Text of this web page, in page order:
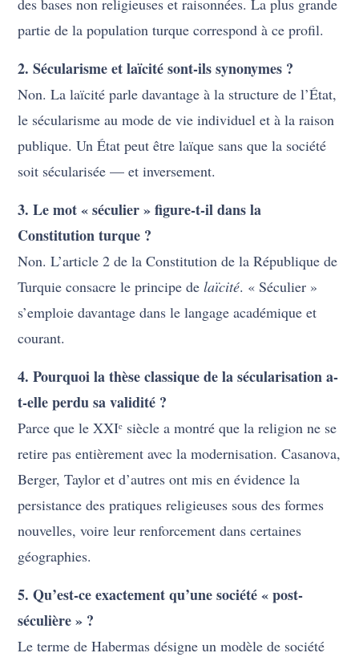
des bases non religieuses et raisonnées. La plus grande
partie de la population turque correspond à ce profil.
2. Sécularisme et laïcité sont-ils synonymes ?
Non. La laïcité parle davantage à la structure de l’État,
le sécularisme au mode de vie individuel et à la raison
publique. Un État peut être laïque sans que la société
soit sécularisée — et inversement.
3. Le mot « séculier » figure-t-il dans la
Constitution turque ?
Non. L’article 2 de la Constitution de la République de
Turquie consacre le principe delaïcité. « Séculier »
s’emploie davantage dans le langage académique et
courant.
4. Pourquoi la thèse classique de la sécularisation a-
t-elle perdu sa validité ?
Parce que le XXIᵉ siècle a montré que la religion ne se
retire pas entièrement avec la modernisation. Casanova,
Berger, Taylor et d’autres ont mis en évidence la
persistance des pratiques religieuses sous des formes
nouvelles, voire leur renforcement dans certaines
géographies.
5. Qu’est-ce exactement qu’une société « post-
séculière » ?
Le terme de Habermas désigne un modèle de société